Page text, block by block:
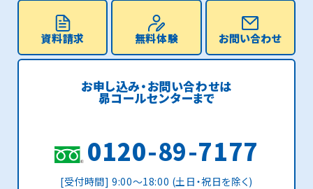
資料請求 無料体験 お問い合わせ
お申し込み・お問い合わせは
昴コールセンターまで
0120-89-7177
[受付時間] 9:00〜18:00 (土日・祝日を除く)